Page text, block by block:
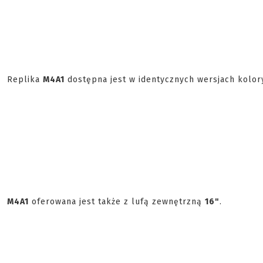
Replika M4A1 dostępna jest w identycznych wersjach
M4A1 oferowana jest także z lufą zewnętrzną 16".